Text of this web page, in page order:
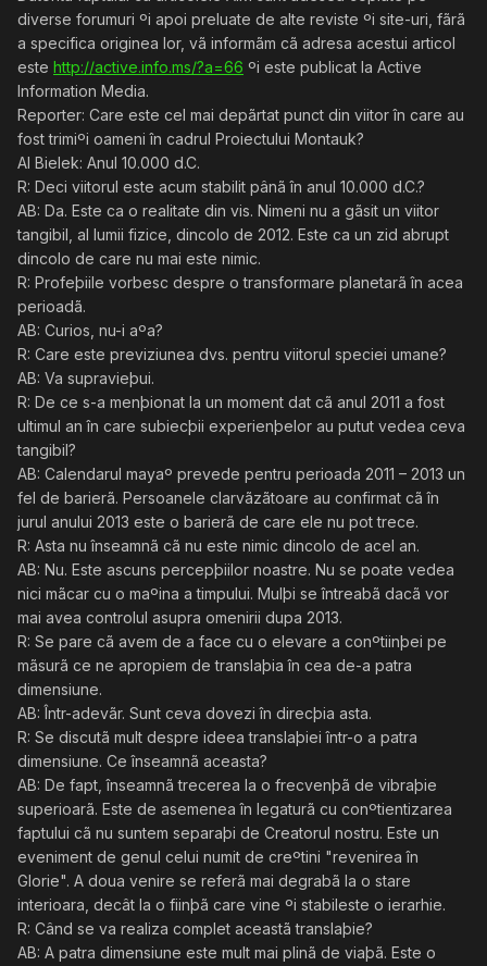
diverse forumuri ºi apoi preluate de alte reviste ºi site-uri, fãrã
a specifica originea lor, vã informãm cã adresa acestui articol
este http://active.info.ms/?a=66 ºi este publicat la Active
Information Media.
Reporter: Care este cel mai depãrtat punct din viitor în care au
fost trimiºi oameni în cadrul Proiectului Montauk?
Al Bielek: Anul 10.000 d.C.
R: Deci viitorul este acum stabilit pânã în anul 10.000 d.C.?
AB: Da. Este ca o realitate din vis. Nimeni nu a gãsit un viitor
tangibil, al lumii fizice, dincolo de 2012. Este ca un zid abrupt
dincolo de care nu mai este nimic.
R: Profeþiile vorbesc despre o transformare planetarã în acea
perioadã.
AB: Curios, nu-i aºa?
R: Care este previziunea dvs. pentru viitorul speciei umane?
AB: Va supravieþui.
R: De ce s-a menþionat la un moment dat cã anul 2011 a fost
ultimul an în care subiecþii experienþelor au putut vedea ceva
tangibil?
AB: Calendarul mayaº prevede pentru perioada 2011 – 2013 un
fel de barierã. Persoanele clarvãzãtoare au confirmat cã în
jurul anului 2013 este o barierã de care ele nu pot trece.
R: Asta nu înseamnã cã nu este nimic dincolo de acel an.
AB: Nu. Este ascuns percepþiilor noastre. Nu se poate vedea
nici mãcar cu o maºina a timpului. Mulþi se întreabã dacã vor
mai avea controlul asupra omenirii dupa 2013.
R: Se pare cã avem de a face cu o elevare a conºtiinþei pe
mãsurã ce ne apropiem de translaþia în cea de-a patra
dimensiune.
AB: Într-adevãr. Sunt ceva dovezi în direcþia asta.
R: Se discutã mult despre ideea translaþiei într-o a patra
dimensiune. Ce înseamnã aceasta?
AB: De fapt, înseamnã trecerea la o frecvenþã de vibraþie
superioarã. Este de asemenea în legaturã cu conºtientizarea
faptului cã nu suntem separaþi de Creatorul nostru. Este un
eveniment de genul celui numit de creºtini "revenirea în
Glorie". A doua venire se referã mai degrabã la o stare
interioara, decât la o fiinþã care vine ºi stabileste o ierarhie.
R: Când se va realiza complet aceastã translaþie?
AB: A patra dimensiune este mult mai plinã de viaþã. Este o